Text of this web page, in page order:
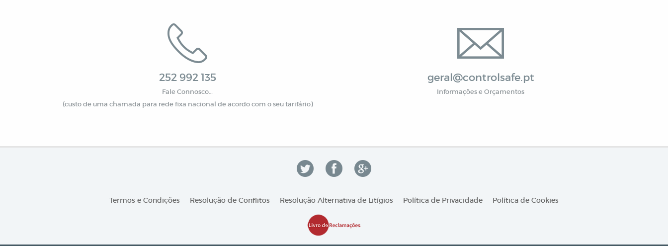
252 992 135
Fale Connosco…
(custo de uma chamada para rede fixa nacional de acordo com o seu tarifário)
geral@controlsafe.pt
Informações e Orçamentos
Termos e Condições Resolução de Conflitos Resolução Alternativa de Litígios Política de Privacidade Política de Cookies